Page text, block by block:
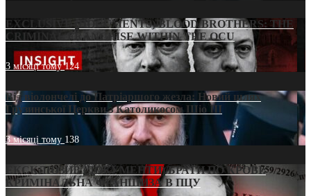
EXCLUSIVE (DOCUMENTS)/BLOOD BROTHERS: THE
CRIMINAL FRANCHISE WITHIN THE OCU
3 місяці тому124
Від віолончелі до Патріаршого жезла: Новий шлях
Грузинської Церкви з Католикосом Шіо III
3 місяці тому 138
ЕКСКЛЮЗИВ (ДОКУМЕНТИ)/БРАТИ ПО КРОВІ:
КРИМІНАЛЬНА ФРАНШИЗА В ПЦУ